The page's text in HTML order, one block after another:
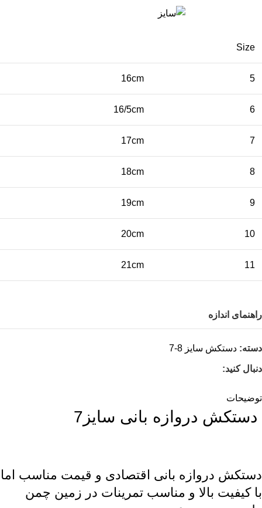
Size
5
16cm
6
16/5cm
7
17cm
8
18cm
9
19cm
10
20cm
11
21cm
راهنمای اندازه
دسته: دستکش سایز 8-7
دنبال کنید:
توضیحات
دستکش دروازه بانی سایز7
دستکش دروازه بانی اقتصادی و قیمت مناسب اما
با کیفیت بالا و مناسب تمرینات در زمین چمن